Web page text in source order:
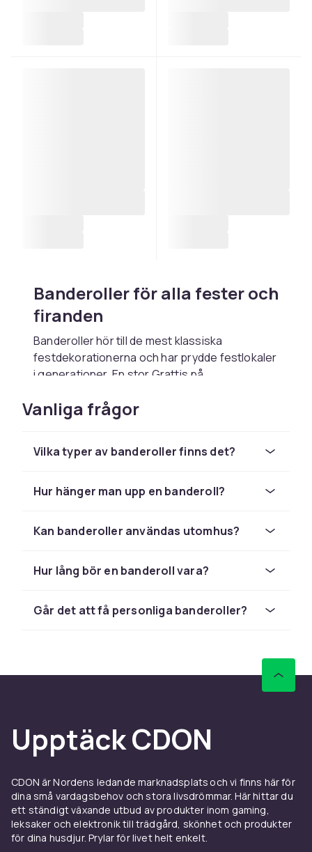
Banderoller för alla fester och
firanden
Banderoller hör till de mest klassiska
festdekorationerna och har prydde festlokaler
i generationer. En stor Grattis på
ingången skapar omedelbart rätt stämning.
Banderoller i typsnitten och färger som
sammanhängande känsla. De finns i papper,
hållbarhet för alla typer av firanden.
Typer av banderoller och vad
Fasta textbanderoller med GRATTIS,
mängder av stilar. Alfabetskit med enskilda
bokstäver och siffror låter dig skräddarsys
flaggor i rad är trendiga och passar barnkalas
ultimata personliga prägeln.
Banderoller hängs traditionellt längs väggar, i
ingångar och framför kakasbordet. Fäst dem
med häftklamrar, nålar eller tvåsidig tejp mot
väggar och tak. Utomhus fästs banderoller
Vanliga frågor
Vilka typer av banderoller finns det?
Hur hänger man upp en banderoll?
Kan banderoller användas utomhus?
Hur lång bör en banderoll vara?
Går det att få personliga banderoller?
Upptäck CDON
CDON är Nordens ledande marknadsplats och vi finns här för
dina små vardagsbehov och stora livsdrömmar. Här hittar du
ett ständigt växande utbud av produkter inom gaming,
leksaker och elektronik till trädgård, skönhet och produkter
för dina husdjur. Prylar för livet helt enkelt.